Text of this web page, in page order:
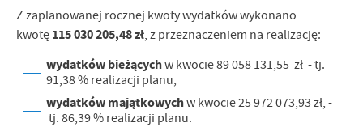
Z zaplanowanej rocznej kwoty wydatków wykonano
kwotę 115 030 205,48 zł, z przeznaczeniem na realizację:
wydatków bieżącychw kwocie 89 058 131,55 zł - tj.
91,38 % realizacji planu,
wydatków majątkowychw kwocie 25 972 073,93 zł, -
tj. 86,39 % realizacji planu.